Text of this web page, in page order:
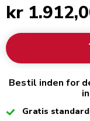
kr
Bestil inden for
Checked
Gratis